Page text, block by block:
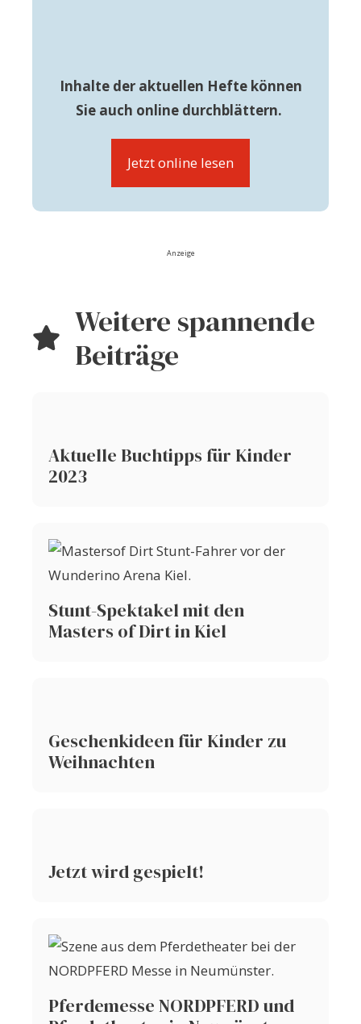
Inhalte der aktuellen Hefte können
Sie auch online durchblättern.
Jetzt online lesen
Anzeige
Weitere spannende
Beiträge
Aktuelle Buchtipps für Kinder
2023
Stunt-Spektakel mit den
Masters of Dirt in Kiel
Geschenkideen für Kinder zu
Weihnachten
Jetzt wird gespielt!
Pferdemesse NORDPFERD und